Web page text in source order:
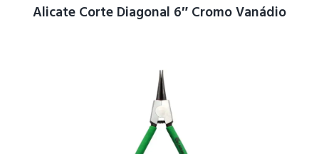
Alicate Corte Diagonal 6″ Cromo Vanádio